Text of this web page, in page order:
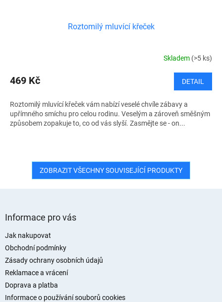
Roztomilý mluvící křeček
Skladem (>5 ks)
469 Kč DETAIL
Roztomilý mluvící křeček vám nabízí veselé chvíle zábavy a
upřímného smíchu pro celou rodinu. Veselým a zároveň směšným
způsobem zopakuje to, co od vás slyší. Zasmějte se - on...
ZOBRAZIT VŠECHNY SOUVISEJÍCÍ PRODUKTY
Informace pro vás
Jak nakupovat
Obchodní podmínky
Zásady ochrany osobních údajů
Reklamace a vrácení
Doprava a platba
Informace o používání souborů cookies